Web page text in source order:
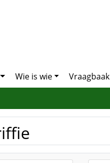
Wie is wie
Vraagbaak